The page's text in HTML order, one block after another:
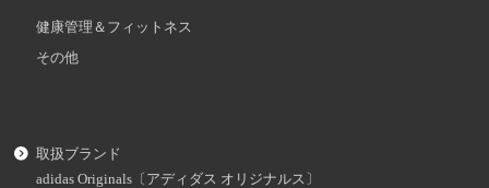
健康管理＆フィットネス
その他
取扱ブランド
adidas Originals〔アディダス オリジナルス〕